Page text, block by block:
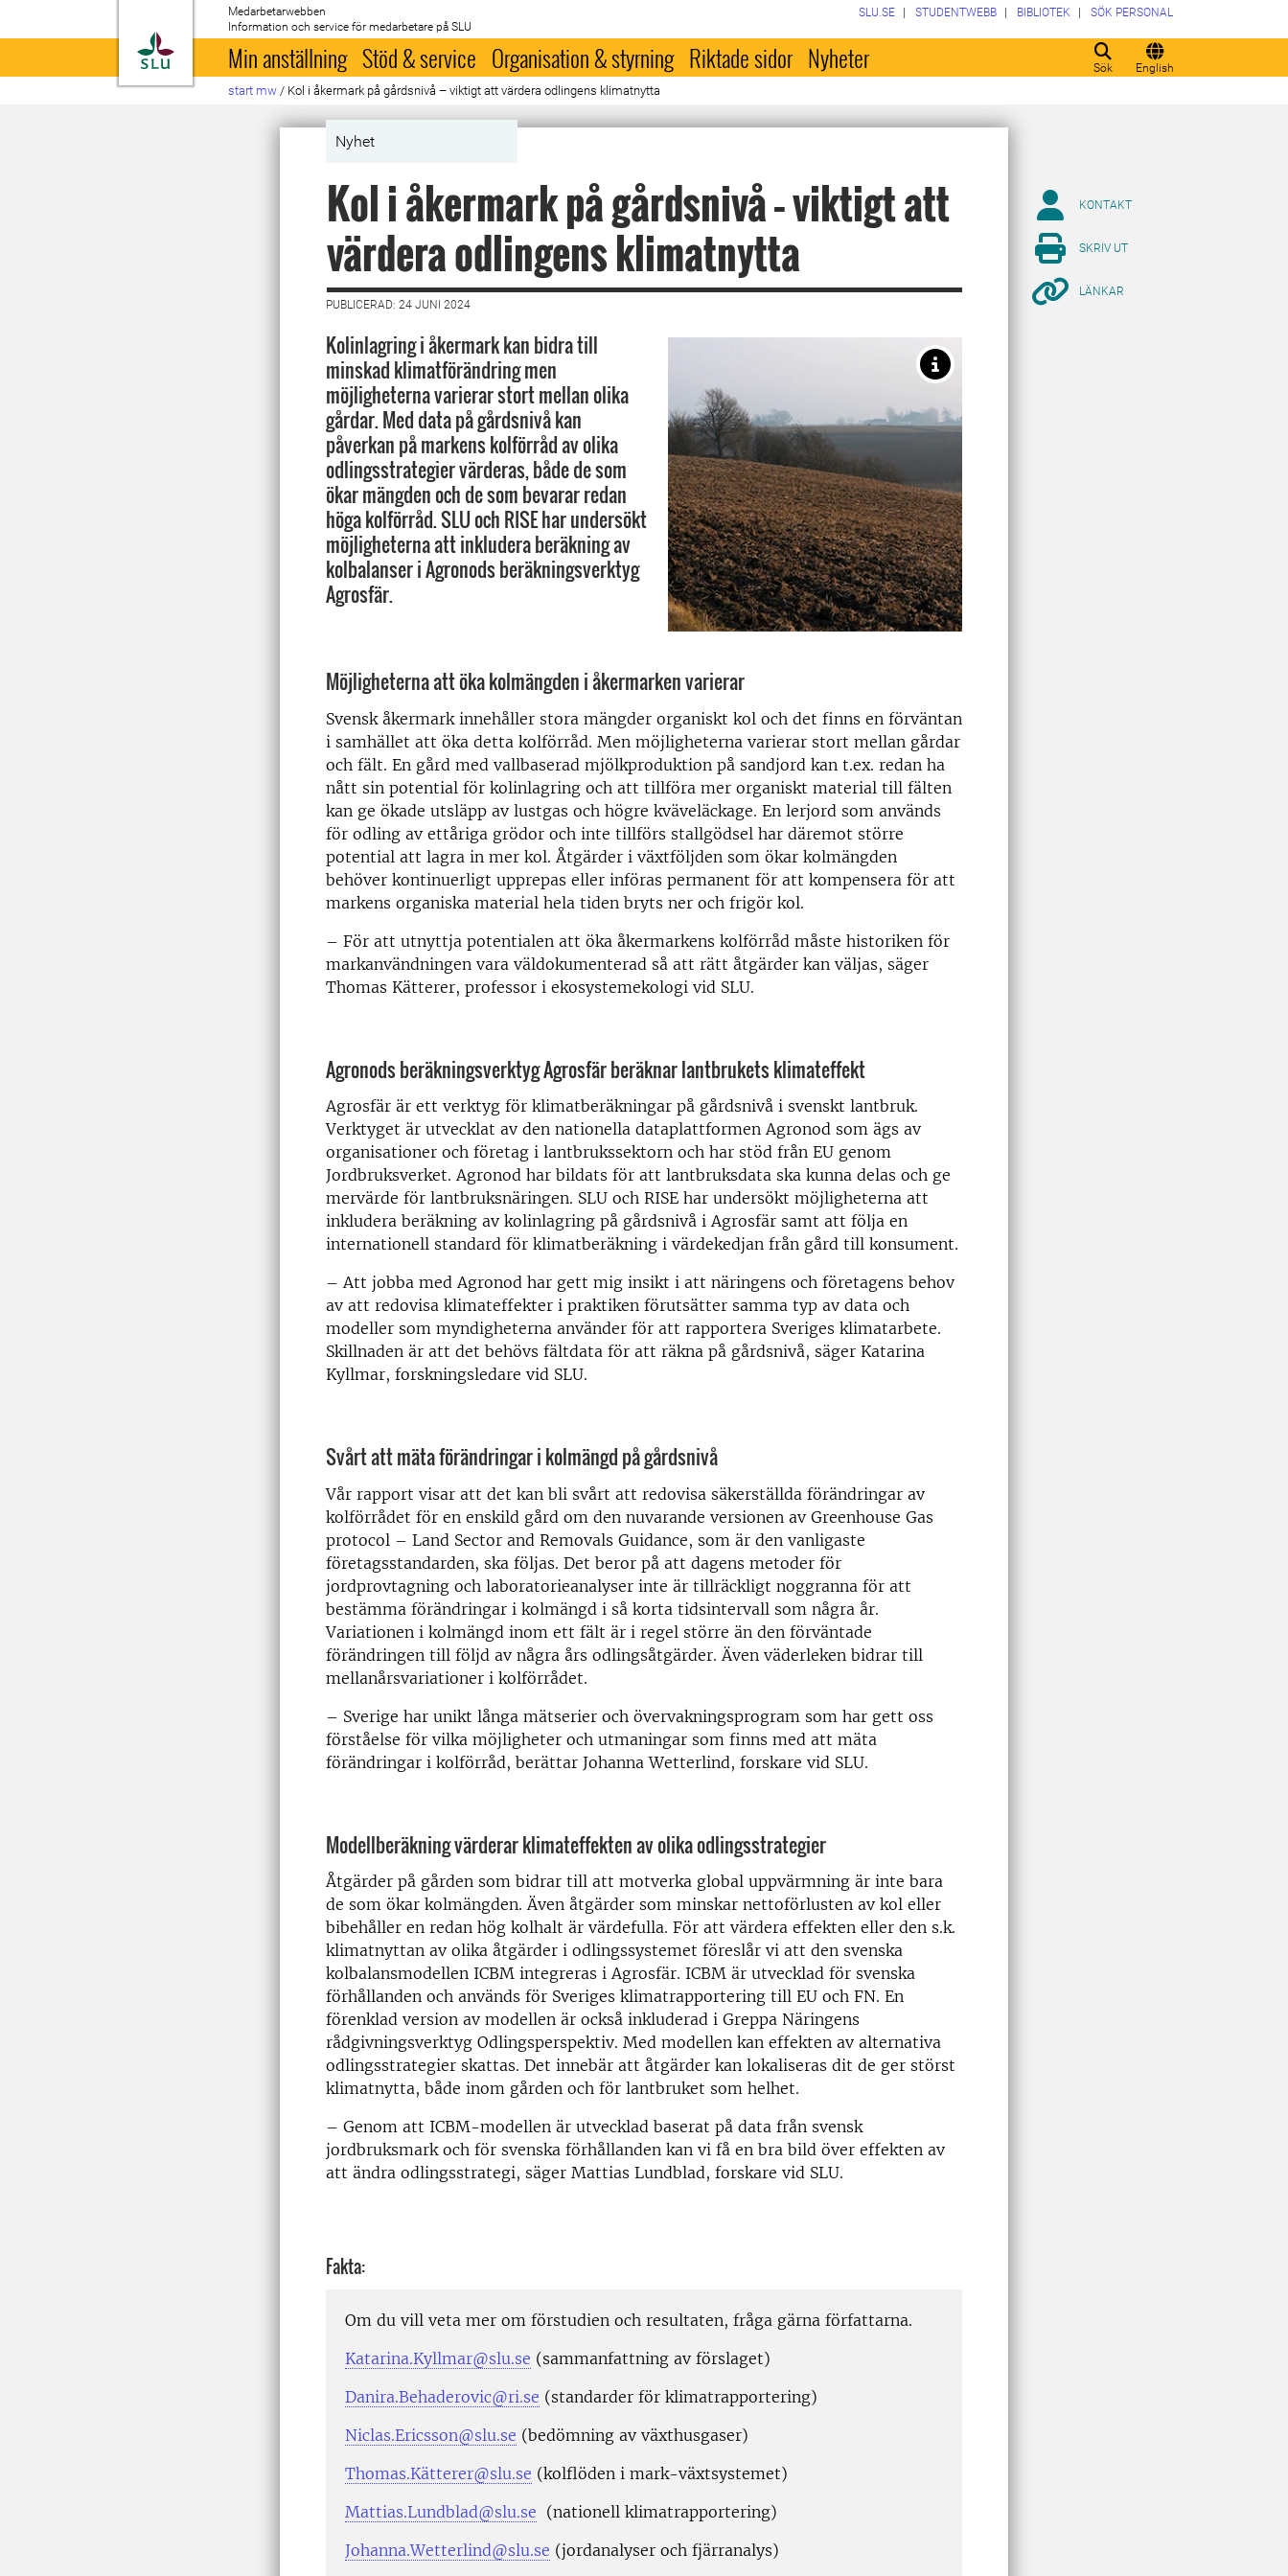
Till startsida
Medarbetarwebben
Information och service för medarbetare på SLU
Sök English
SLU.SE STUDENTWEBB BIBLIOTEK SÖK PERSONAL
Min anställning Stöd & service Organisation & styrning Riktade sidor Nyheter
start mw / Kol i åkermark på gårdsnivå – viktigt att värdera odlingens klimatnytta
Nyhet
Kol i åkermark på gårdsnivå – viktigt att
värdera odlingens klimatnytta
PUBLICERAD: 24 JUNI 2024
Kolinlagring i åkermark kan bidra till
minskad klimatförändring men
möjligheterna varierar stort mellan olika
gårdar. Med data på gårdsnivå kan
påverkan på markens kolförråd av olika
odlingsstrategier värderas, både de som
ökar mängden och de som bevarar redan
höga kolförråd. SLU och RISE har undersökt
möjligheterna att inkludera beräkning av
kolbalanser i Agronods beräkningsverktyg
Agrosfär.
Möjligheterna att öka kolmängden i åkermarken varierar
Svensk åkermark innehåller stora mängder organiskt kol och det finns en förväntan
i samhället att öka detta kolförråd. Men möjligheterna varierar stort mellan gårdar
och fält. En gård med vallbaserad mjölkproduktion på sandjord kan t.ex. redan ha
nått sin potential för kolinlagring och att tillföra mer organiskt material till fälten
kan ge ökade utsläpp av lustgas och högre kväveläckage. En lerjord som används
för odling av ettåriga grödor och inte tillförs stallgödsel har däremot större
potential att lagra in mer kol. Åtgärder i växtföljden som ökar kolmängden
behöver kontinuerligt upprepas eller införas permanent för att kompensera för att
markens organiska material hela tiden bryts ner och frigör kol.
– För att utnyttja potentialen att öka åkermarkens kolförråd måste historiken för
markanvändningen vara väldokumenterad så att rätt åtgärder kan väljas, säger
Thomas Kätterer, professor i ekosystemekologi vid SLU.
Agronods beräkningsverktyg Agrosfär beräknar lantbrukets klimateffekt
Agrosfär är ett verktyg för klimatberäkningar på gårdsnivå i svenskt lantbruk.
Verktyget är utvecklat av den nationella dataplattformen Agronod som ägs av
organisationer och företag i lantbrukssektorn och har stöd från EU genom
Jordbruksverket. Agronod har bildats för att lantbruksdata ska kunna delas och ge
mervärde för lantbruksnäringen. SLU och RISE har undersökt möjligheterna att
inkludera beräkning av kolinlagring på gårdsnivå i Agrosfär samt att följa en
internationell standard för klimatberäkning i värdekedjan från gård till konsument.
– Att jobba med Agronod har gett mig insikt i att näringens och företagens behov
av att redovisa klimateffekter i praktiken förutsätter samma typ av data och
modeller som myndigheterna använder för att rapportera Sveriges klimatarbete.
Skillnaden är att det behövs fältdata för att räkna på gårdsnivå, säger Katarina
Kyllmar, forskningsledare vid SLU.
Svårt att mäta förändringar i kolmängd på gårdsnivå
Vår rapport visar att det kan bli svårt att redovisa säkerställda förändringar av
kolförrådet för en enskild gård om den nuvarande versionen av Greenhouse Gas
protocol – Land Sector and Removals Guidance, som är den vanligaste
företagsstandarden, ska följas. Det beror på att dagens metoder för
jordprovtagning och laboratorieanalyser inte är tillräckligt noggranna för att
bestämma förändringar i kolmängd i så korta tidsintervall som några år.
Variationen i kolmängd inom ett fält är i regel större än den förväntade
förändringen till följd av några års odlingsåtgärder. Även väderleken bidrar till
mellanårsvariationer i kolförrådet.
– Sverige har unikt långa mätserier och övervakningsprogram som har gett oss
förståelse för vilka möjligheter och utmaningar som finns med att mäta
förändringar i kolförråd, berättar Johanna Wetterlind, forskare vid SLU.
Modellberäkning värderar klimateffekten av olika odlingsstrategier
Åtgärder på gården som bidrar till att motverka global uppvärmning är inte bara
de som ökar kolmängden. Även åtgärder som minskar nettoförlusten av kol eller
bibehåller en redan hög kolhalt är värdefulla. För att värdera effekten eller den s.k.
klimatnyttan av olika åtgärder i odlingssystemet föreslår vi att den svenska
kolbalansmodellen ICBM integreras i Agrosfär. ICBM är utvecklad för svenska
förhållanden och används för Sveriges klimatrapportering till EU och FN. En
förenklad version av modellen är också inkluderad i Greppa Näringens
rådgivningsverktyg Odlingsperspektiv. Med modellen kan effekten av alternativa
odlingsstrategier skattas. Det innebär att åtgärder kan lokaliseras dit de ger störst
klimatnytta, både inom gården och för lantbruket som helhet.
– Genom att ICBM-modellen är utvecklad baserat på data från svensk
jordbruksmark och för svenska förhållanden kan vi få en bra bild över effekten av
att ändra odlingsstrategi, säger Mattias Lundblad, forskare vid SLU.
Fakta:
Om du vill veta mer om förstudien och resultaten, fråga gärna författarna.
Katarina.Kyllmar@slu.se (sammanfattning av förslaget)
Danira.Behaderovic@ri.se (standarder för klimatrapportering)
Niclas.Ericsson@slu.se (bedömning av växthusgaser)
Thomas.Kätterer@slu.se (kolflöden i mark-växtsystemet)
Mattias.Lundblad@slu.se (nationell klimatrapportering)
Johanna.Wetterlind@slu.se (jordanalyser och fjärranalys)
KONTAKT
SKRIV UT
LÄNKAR